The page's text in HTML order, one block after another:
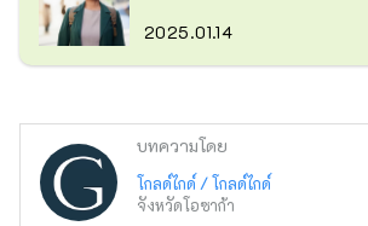
2025.01.14
บทความโดย
โกลด์ไกด์ / โกลด์ไกด์
จังหวัดโอซาก้า